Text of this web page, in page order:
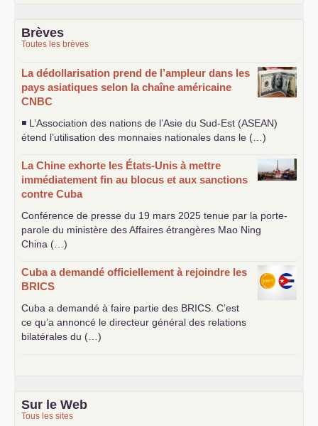
Brèves
Toutes les brèves
La dédollarisation prend de l’ampleur dans les
pays asiatiques selon la chaîne américaine
CNBC
◾ L’Association des nations de l’Asie du Sud-Est (ASEAN)
étend l’utilisation des monnaies nationales dans le (…)
La Chine exhorte les États-Unis à mettre
immédiatement fin au blocus et aux sanctions
contre Cuba
Conférence de presse du 19 mars 2025 tenue par la porte-
parole du ministère des Affaires étrangères Mao Ning
China (…)
Cuba a demandé officiellement à rejoindre les
BRICS
Cuba a demandé à faire partie des BRICS . C’est
ce qu’a annoncé le directeur général des relations
bilatérales du (…)
Sur le Web
Tous les sites